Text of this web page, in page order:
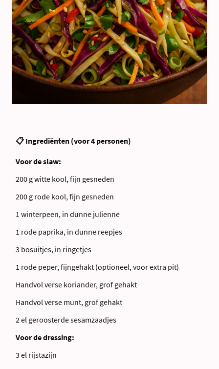
📋 Ingrediënten (voor 4 personen)
Voor de slaw:
200 g witte kool, fijn gesneden
200 g rode kool, fijn gesneden
1 winterpeen, in dunne julienne
1 rode paprika, in dunne reepjes
3 bosuitjes, in ringetjes
1 rode peper, fijngehakt (optioneel, voor extra pit)
Handvol verse koriander, grof gehakt
Handvol verse munt, grof gehakt
2 el geroosterde sesamzaadjes
Voor de dressing:
3 el rijstazijn